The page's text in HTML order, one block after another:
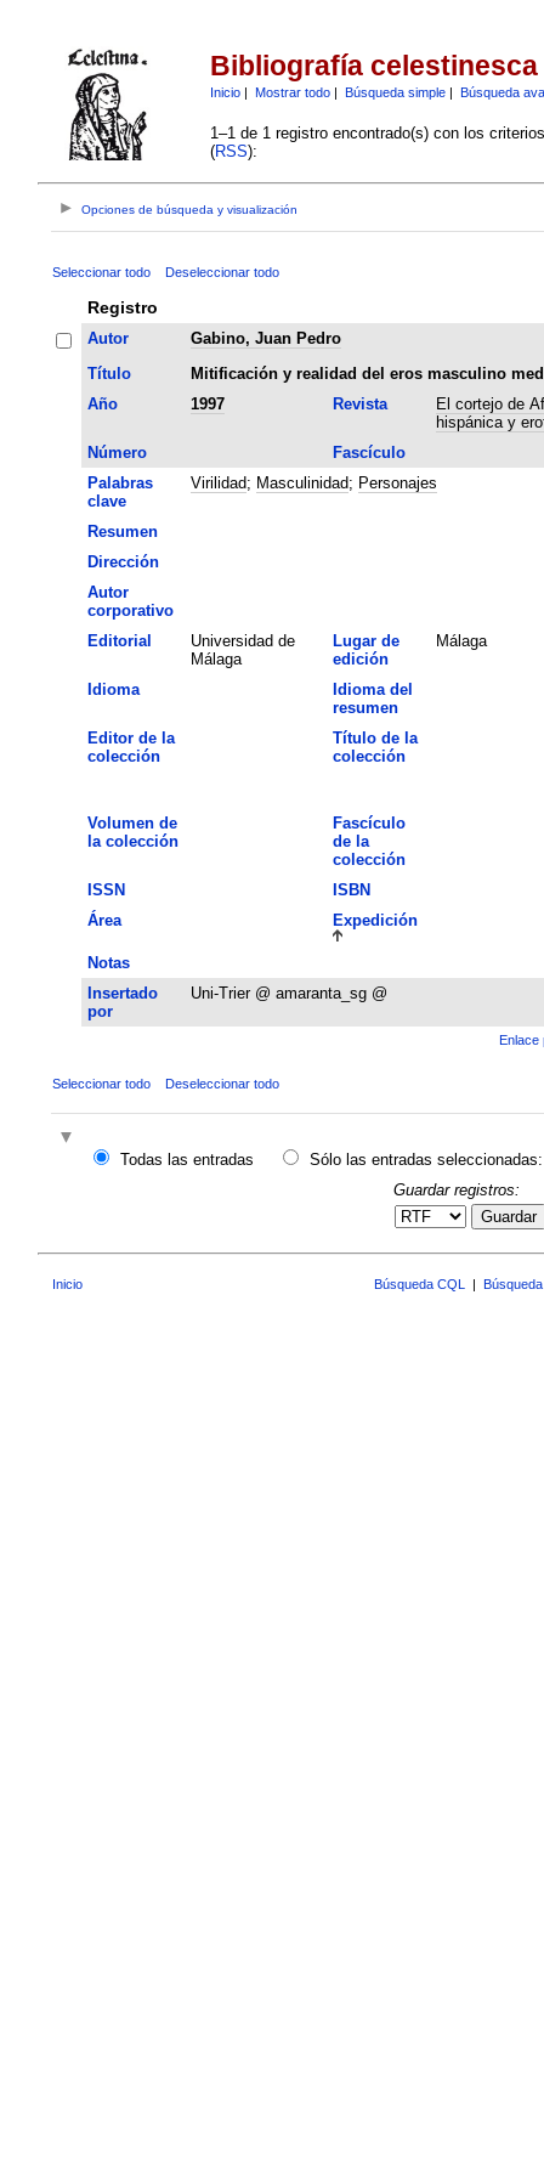
Bibliografía celestinesca
Inicio| Mostrar todo| Búsqueda simple| Búsqueda
1–1 de 1 registro encontrado(s) con los
(RSS):
Opciones de búsqueda y visualización
Seleccionar todo Deseleccionar todo
Registro
Autor
Gabino, Juan Pedro
Título
Mitificación y realidad del eros masculino
Año
1997 Revista
El cortejo de
hispánica y
Número
Fascículo
Palabras
clave
Virilidad; Masculinidad; Personajes
Resumen
Dirección
Autor
corporativo
Editorial
Universidad de
Málaga
Lugar de
edición
Málaga
Idioma
Idioma del
resumen
Editor de la
colección
Título de la
colección
Volumen de
la colección
Fascículo
de la
colección
ISSN
ISBN
Área
Expedición
Notas
Insertado
por
Uni-Trier @ amaranta_sg @
Enlace
Seleccionar todo Deseleccionar todo
Todas las entradas
Sólo las entradas seleccionadas:
Guardar registros:
Guardar
Inicio Búsqueda CQL